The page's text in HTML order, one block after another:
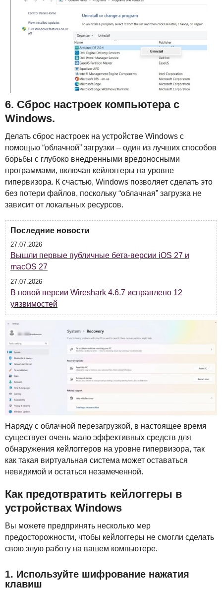
6. Сброс настроек компьютера с
Windows.
Делать сброс настроек на устройстве Windows с
помощью “облачной” загрузки – один из лучших способов
борьбы с глубоко внедренными вредоносными
программами, включая кейлоггеры на уровне
гипервизора. К счастью, Windows позволяет сделать это
без потери файлов, поскольку “облачная” загрузка не
зависит от локальных ресурсов.
Последние новости
27.07.2026
Вышли первые публичные бета-версии iOS 27 и
macOS 27
27.07.2026
В новой версии Wireshark 4.6.7 исправлено 12
уязвимостей
Наряду с облачной перезагрузкой, в настоящее время
существует очень мало эффективных средств для
обнаружения кейлоггеров на уровне гипервизора, так
как такая виртуальная система может оставаться
невидимой и остаться незамеченной.
Как предотвратить кейлоггеры в
устройствах Windows
Вы можете предпринять несколько мер
предосторожности, чтобы кейлоггеры не смогли сделать
свою злую работу на вашем компьютере.
1. Используйте шифрование нажатия
клавиш